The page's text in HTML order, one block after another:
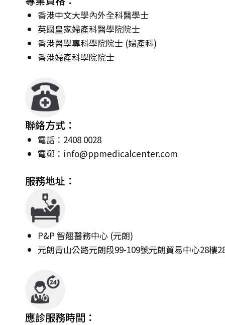
香港中文大學內外全科醫學士
英國皇家婦產科醫學院院士
香港醫學專科學院院士 (婦產科)
香港婦產科學院院士
聯絡方式：
電話：2408 0028
電郵： info@ppmedicalcenter.com
服務地址：
P&P 智翹醫務中心 (元朗)
元朗青山公路元朗段99-109號元朗貿易中心28樓
應診服務時間：